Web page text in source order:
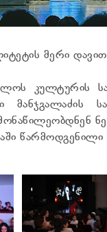
მერი
კულტურის
მანჯგალაძის
წარმოდგენილი